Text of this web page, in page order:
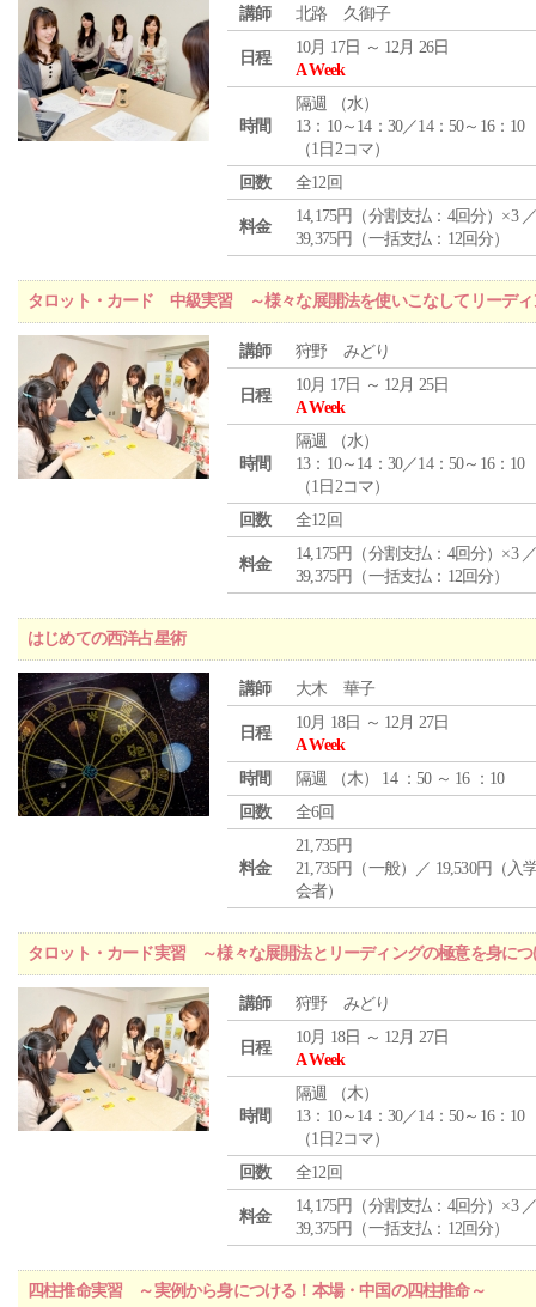
講師 北路 久御子
日程
10月 17日 ～ 12月 26日
A Week
時間
隔週 （水）
13：10～14：30／14：50～16：10
（1日2コマ）
回数
全12回
料金
14,175円（分割支払：4回分）×3
39,375円（一括支払：12回分）
タロット・カード 中級実習 ～様々な展開法を使いこなしてリーディ
講師 狩野 みどり
日程
10月 17日 ～ 12月 25日
A Week
時間
隔週 （水）
13：10～14：30／14：50～16：10
（1日2コマ）
回数
全12回
料金
14,175円（分割支払：4回分）×3
39,375円（一括支払：12回分）
はじめての西洋占星術
講師 大木 華子
日程
10月 18日 ～ 12月 27日
A Week
時間
隔週 （木） 14 ：50 ～ 16 ：10
回数
全6回
料金
21,735円
21,735円（一般）／ 19,530円（入
会者）
タロット・カード実習 ～様々な展開法とリーディングの極意を身につ
講師 狩野 みどり
日程
10月 18日 ～ 12月 27日
A Week
時間
隔週 （木）
13：10～14：30／14：50～16：10
（1日2コマ）
回数
全12回
料金
14,175円（分割支払：4回分）×3
39,375円（一括支払：12回分）
四柱推命実習 ～実例から身につける！本場・中国の四柱推命～